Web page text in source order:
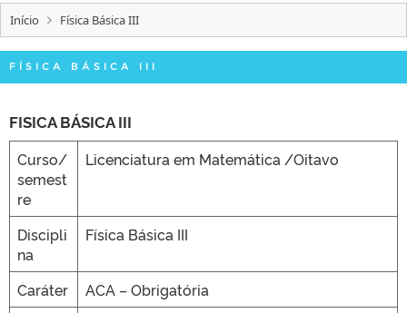
PORTARIAS
TELEFONES
Início Física Básica III
FÍSICA BÁSICA III
FISICA BÁSICA III
Curso/
semest
re
Licenciatura em Matemática /Oitavo
Discipli
na
Física Básica III
Caráter
ACA – Obrigatória